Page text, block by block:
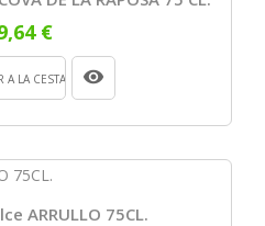
€
A LA CESTA
ARRULLO 75CL.